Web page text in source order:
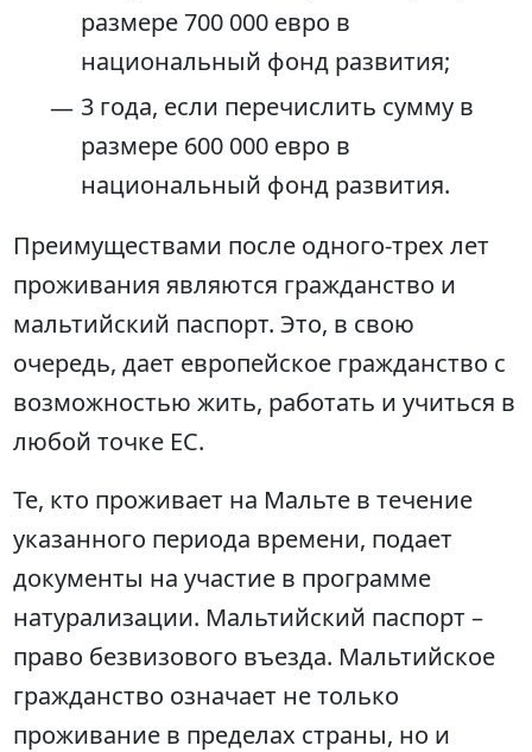
размере 700 000 евро в
национальный фонд развития;
3 года, если перечислить сумму в
размере 600 000 евро в
национальный фонд развития.
Преимуществами после одного-трех лет
проживания являются гражданство и
мальтийский паспорт. Это, в свою
очередь, дает европейское гражданство с
возможностью жить, работать и учиться в
любой точке ЕС.
Те, кто проживает на Мальте в течение
указанного периода времени, подает
документы на участие в программе
натурализации. Мальтийский паспорт –
право безвизового въезда. Мальтийское
гражданство означает не только
проживание в пределах страны, но и